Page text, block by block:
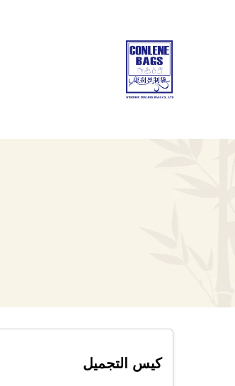
كيس التجميل